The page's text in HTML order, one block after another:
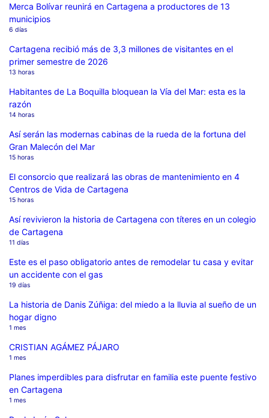
Merca Bolívar reunirá en Cartagena a productores de 13
municipios
6 días
Cartagena recibió más de 3,3 millones de visitantes en el
primer semestre de 2026
13 horas
Habitantes de La Boquilla bloquean la Vía del Mar: esta es la
razón
14 horas
Así serán las modernas cabinas de la rueda de la fortuna del
Gran Malecón del Mar
15 horas
El consorcio que realizará las obras de mantenimiento en 4
Centros de Vida de Cartagena
15 horas
Así revivieron la historia de Cartagena con títeres en un colegio
de Cartagena
11 días
Este es el paso obligatorio antes de remodelar tu casa y evitar
un accidente con el gas
19 días
La historia de Danis Zúñiga: del miedo a la lluvia al sueño de un
hogar digno
1 mes
CRISTIAN AGÁMEZ PÁJARO
1 mes
Planes imperdibles para disfrutar en familia este puente festivo
en Cartagena
1 mes